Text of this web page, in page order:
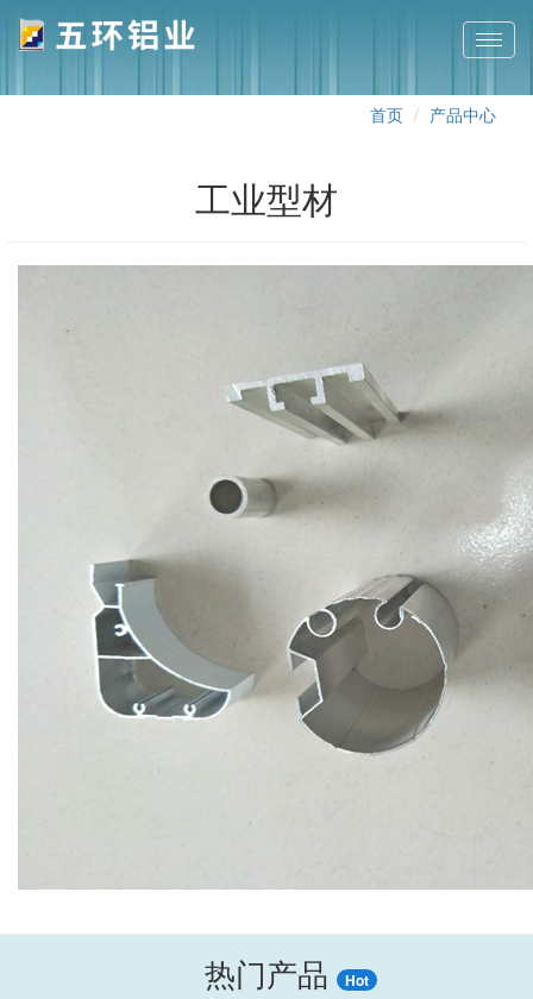
切
导
航
首页 产品中心
工业型材
热门产品 Hot